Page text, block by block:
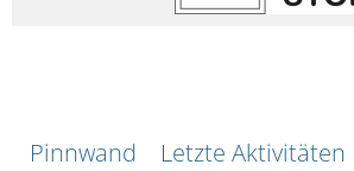
Pinnwand Letzte Aktivitäten